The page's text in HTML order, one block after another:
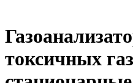
токсичных